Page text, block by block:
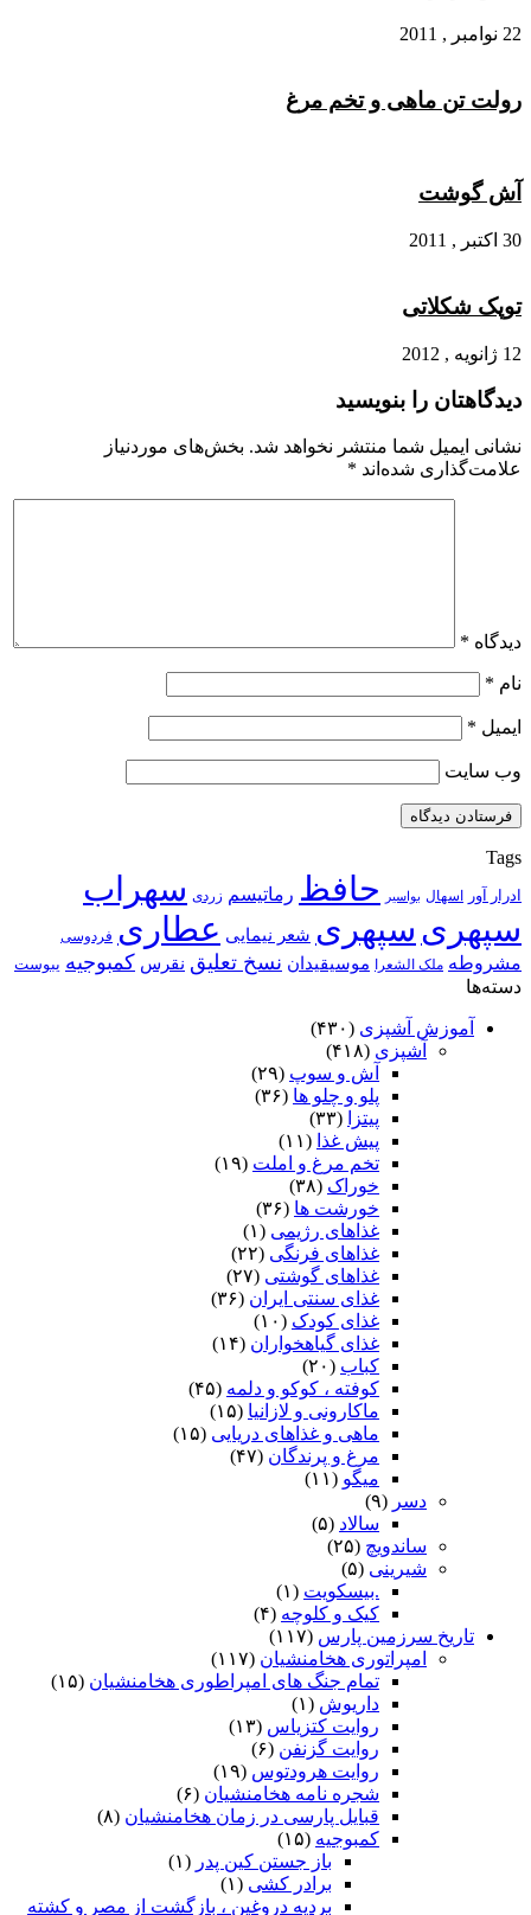
22 نوامبر , 2011
رولت تن ماهی و تخم مرغ
آش گوشت
30 اکتبر , 2011
توپک شکلاتی
12 ژانویه , 2012
دیدگاهتان را بنویسید
نشانی ایمیل شما منتشر نخواهد شد. بخش‌های موردنیاز
علامت‌گذاری شده‌اند *
دیدگاه *
نام *
ایمیل *
وب‌ سایت
Tags
ادرار آور اسهال بواسیر حافظ رماتیسم زردی سهراب
سپهری سپهری شعر نیمایی عطاری فردوسی
مشروطه ملک الشعرا موسیقیدان نسخ تعلیق نقرس کمبوجیه یبوست
دسته‌ها
آموزش آشپزی (۴۳۰)
آشپزی (۴۱۸)
آش و سوپ (۲۹)
پلو و چلو ها (۳۶)
پیتزا
(۳۳)
پیش غذا (۱۱)
تخم مرغ و املت (۱۹)
خوراک (۳۸)
خورشت ها (۳۶)
غذاهای رژیمی (۱)
غذاهای فرنگی (۲۲)
غذاهای گوشتی (۲۷)
غذای سنتی ایران (۳۶)
غذای کودک (۱۰)
غذای گیاهخواران (۱۴)
کباب (۲۰)
کوفته ، کوکو و دلمه (۴۵)
ماکارونی و لازانیا (۱۵)
ماهی و غذاهای دریایی (۱۵)
مرغ و پرندگان (۴۷)
میگو (۱۱)
دسر (۹)
سالاد (۵)
ساندویچ (۲۵)
شیرینی (۵)
.بیسکویت (۱)
کیک و کلوچه (۴)
تاریخ سرزمین پارس (۱۱۷)
امپراتوری هخامنشیان (۱۱۷)
تمام جنگ های امپراطوری هخامنشیان (۱۵)
داریوش (۱)
روایت کتزیاس (۱۳)
روایت گزنفن (۶)
روایت هرودتوس (۱۹)
شجره نامه هخامنشیان (۶)
قبایل پارسی در زمان هخامنشیان (۸)
کمبوجیه (۱۵)
باز جستن کین پدر (۱)
برادر کشی (۱)
بردیه دروغین ، بازگشت از مصر و کشته